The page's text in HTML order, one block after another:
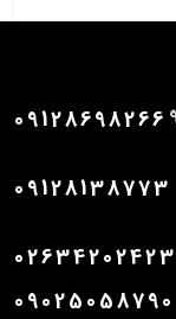
9 صبح تا 9 09128698266
09128138773
02634202423
09025058790